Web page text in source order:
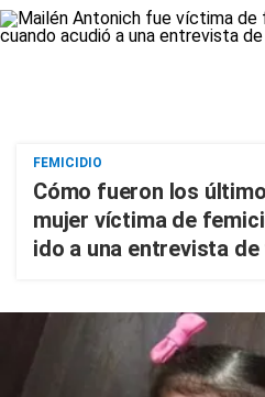
FEMICIDIO
Cómo fueron los
mujer víctima de
ido a una entrevista